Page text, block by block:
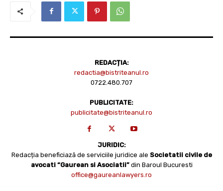
REDACȚIA:
redactia@bistriteanul.ro
0722.480.707
PUBLICITATE:
publicitate@bistriteanul.ro
JURIDIC:
Redacția beneficiază de serviciile juridice ale Societatii civile de
avocati “Gaurean si Asociatii” din Baroul Bucuresti
office@gaureanlawyers.ro